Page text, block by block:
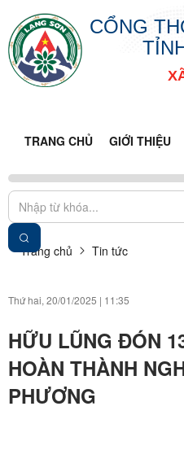
CỔNG
TRANG CHỦ GIỚI THIỆU
Trang chủ Tin tức
Thứ hai, 20/01/2025 | 11:35
HỮU LŨNG ĐÓN
HOÀN THÀNH
PHƯƠNG